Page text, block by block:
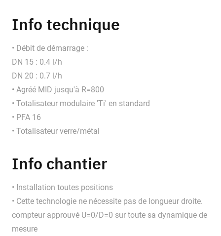
Info technique
• Débit de démarrage :
DN 15 : 0.4 l/h
DN 20 : 0.7 l/h
• Agréé MID jusqu'à R=800
• Totalisateur modulaire 'Ti' en standard
• PFA 16
• Totalisateur verre/métal
Info chantier
• Installation toutes positions
• Cette technologie ne nécessite pas de longueur droite.
compteur approuvé U=0/D=0 sur toute sa dynamique de
mesure